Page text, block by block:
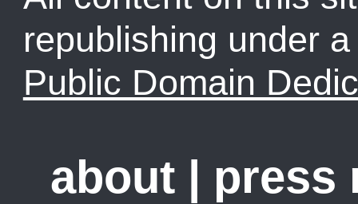
republishing under
Public Domain
about | press